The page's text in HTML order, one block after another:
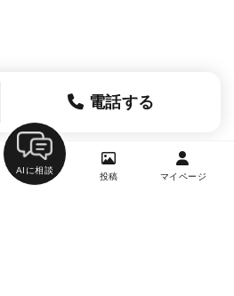
電話する
AIに相談
投稿 マイページ